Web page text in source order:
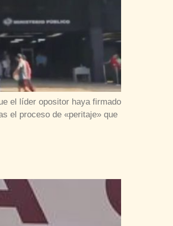
el líder opositor haya firmado
el proceso de «peritaje» que